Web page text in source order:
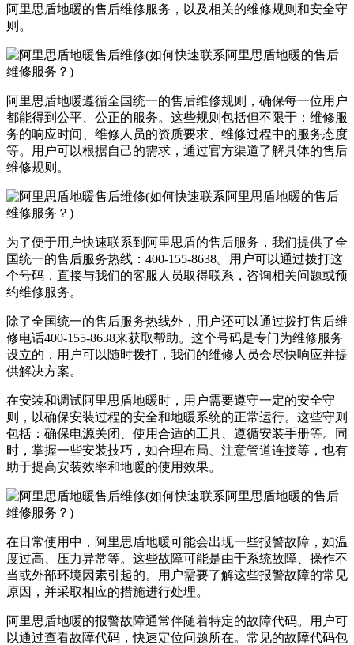
阿里思盾地暖的售后维修服务，以及相关的维修规则和安全守
则。
阿里思盾地暖遵循全国统一的售后维修规则，确保每一位用户
都能得到公平、公正的服务。这些规则包括但不限于：维修服
务的响应时间、维修人员的资质要求、维修过程中的服务态度
等。用户可以根据自己的需求，通过官方渠道了解具体的售后
维修规则。
为了便于用户快速联系到阿里思盾的售后服务，我们提供了全
国统一的售后服务热线：400-155-8638。用户可以通过拨打这
个号码，直接与我们的客服人员取得联系，咨询相关问题或预
约维修服务。
除了全国统一的售后服务热线外，用户还可以通过拨打售后维
修电话400-155-8638来获取帮助。这个号码是专门为维修服务
设立的，用户可以随时拨打，我们的维修人员会尽快响应并提
供解决方案。
在安装和调试阿里思盾地暖时，用户需要遵守一定的安全守
则，以确保安装过程的安全和地暖系统的正常运行。这些守则
包括：确保电源关闭、使用合适的工具、遵循安装手册等。同
时，掌握一些安装技巧，如合理布局、注意管道连接等，也有
助于提高安装效率和地暖的使用效果。
在日常使用中，阿里思盾地暖可能会出现一些报警故障，如温
度过高、压力异常等。这些故障可能是由于系统故障、操作不
当或外部环境因素引起的。用户需要了解这些报警故障的常见
原因，并采取相应的措施进行处理。
阿里思盾地暖的报警故障通常伴随着特定的故障代码。用户可
以通过查看故障代码，快速定位问题所在。常见的故障代码包